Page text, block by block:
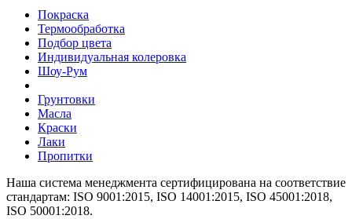
Покраска
Термообработка
Подбор цвета
Индивидуальная колеровка
Шоу-Рум
Грунтовки
Масла
Краски
Лаки
Пропитки
Наша система менеджмента сертифицирована на соответствие
стандартам: ISO 9001:2015, ISO 14001:2015, ISO 45001:2018,
ISO 50001:2018.